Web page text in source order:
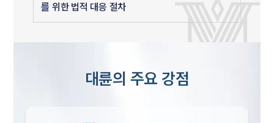
를 위한 법적 대응 절차
대륜의 주요 강점